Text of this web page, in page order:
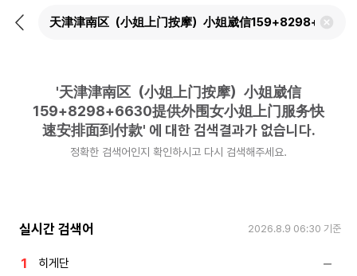
뒤
검
'天津津南区（小姐上门按摩）小姐崴信
159+8298+6630提供外围女小姐上门服务快
速安排面到付款' 에 대한 검색결과가 없습니다.
정확한 검색어인지 확인하시고 다시 검색해주세요.
실시간 검색어 2026.8.9 06:30 기준
히게단